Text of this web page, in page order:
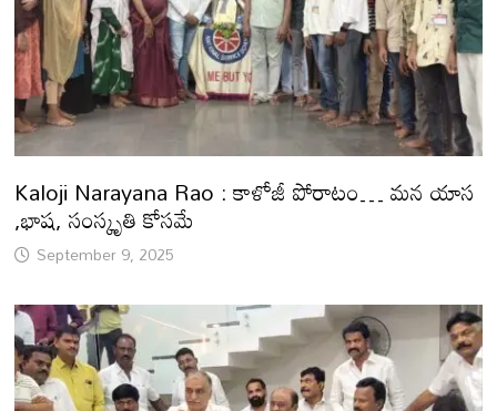
Kaloji Narayana Rao : కాళోజీ పోరాటం… మన యాస
,భాష, సంస్కృతి కోసమే
September 9, 2025